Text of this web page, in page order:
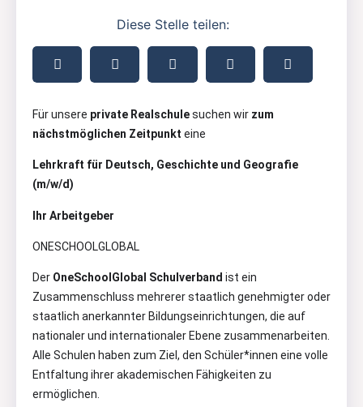
Diese Stelle teilen:
Für unsere private Realschulesuchen wir zum
nächstmöglichen Zeitpunkt eine
Lehrkraft für Deutsch, Geschichte und Geografie
(m/w/d)
Ihr Arbeitgeber
ONESCHOOLGLOBAL
Der OneSchoolGlobal Schulverband ist ein
Zusammenschluss mehrerer staatlich genehmigter oder
staatlich anerkannter Bildungseinrichtungen, die auf
nationaler und internationaler Ebene zusammenarbeiten.
Alle Schulen haben zum Ziel, den Schüler*innen eine volle
Entfaltung ihrer akademischen Fähigkeiten zu
ermöglichen.